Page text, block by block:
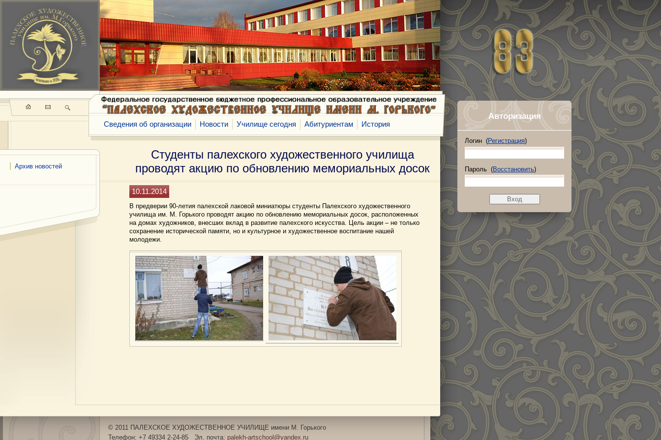
Архив новостей
Сведения об организации Новости Училище сегодня Абитуриентам История
Студенты палехского художественного училища
проводят акцию по обновлению мемориальных досок
10.11.2014
В предверии 90-летия палехской лаковой миниатюры студенты Палехского художественного
училища им. М. Горького проводят акцию по обновлению мемориальных досок, расположенных
на домах художников, внесших вклад в развитие палехского искусства. Цель акции – не только
сохранение исторической памяти, но и культурное и художественное воспитание нашей
молодежи.
© 2011 ПАЛЕХСКОЕ ХУДОЖЕСТВЕННОЕ УЧИЛИЩЕ имени М. Горького
Телефон: +7 49334 2-24-85 Эл. почта: palekh-artschool@yandex.ru
Авторизация
Логин (Регистрация)
Пароль (Восстановить)